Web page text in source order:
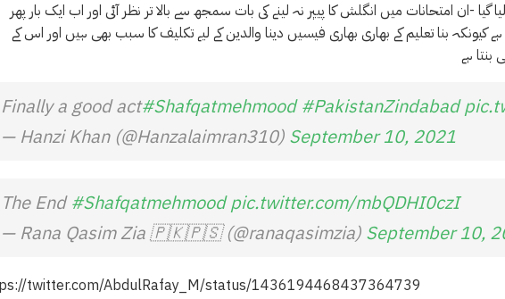
امتحان لیا گیا -ان امتحانات میں انگلش کا پیپر نہ لینے کی بات سمجھ سے بالا تر نظر آئی اور اب ایک بار پھر
کیونکہ بنا تعلیم کے بھاری بھاری فیسیں دینا والدین کے لیے تکلیف کا سبب بھی ہیں اور اس کے
ہے
Finally a good act#Shafqatmehmood #PakistanZindabad
— Hanzi Khan (@Hanzalaimran310) September 10, 2021
The End#Shafqatmehmood pic.twitter.com/mbQDHI0czI
— Rana Qasim Zia 🇵🇰🇵🇸 (@ranaqasimzia) September 10,
twitter.com/AbdulRafay_M/status/1436194468437364739